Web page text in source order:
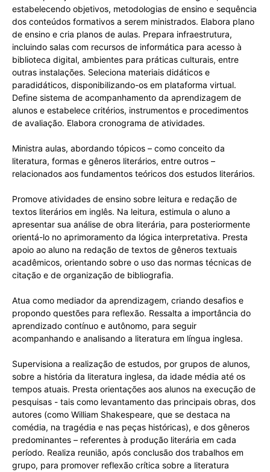
estabelecendo objetivos, metodologias de ensino e sequência
dos conteúdos formativos a serem ministrados. Elabora plano
de ensino e cria planos de aulas. Prepara infraestrutura,
incluindo salas com recursos de informática para acesso à
biblioteca digital, ambientes para práticas culturais, entre
outras instalações. Seleciona materiais didáticos e
paradidáticos, disponibilizando-os em plataforma virtual.
Define sistema de acompanhamento da aprendizagem de
alunos e estabelece critérios, instrumentos e procedimentos
de avaliação. Elabora cronograma de atividades.
Ministra aulas, abordando tópicos – como conceito da
literatura, formas e gêneros literários, entre outros –
relacionados aos fundamentos teóricos dos estudos literários.
Promove atividades de ensino sobre leitura e redação de
textos literários em inglês. Na leitura, estimula o aluno a
apresentar sua análise de obra literária, para posteriormente
orientá-lo no aprimoramento da lógica interpretativa. Presta
apoio ao aluno na redação de textos de gêneros textuais
acadêmicos, orientando sobre o uso das normas técnicas de
citação e de organização de bibliografia.
Atua como mediador da aprendizagem, criando desafios e
propondo questões para reflexão. Ressalta a importância do
aprendizado contínuo e autônomo, para seguir
acompanhando e analisando a literatura em língua inglesa.
Supervisiona a realização de estudos, por grupos de alunos,
sobre a história da literatura inglesa, da idade média até os
tempos atuais. Presta orientações aos alunos na execução de
pesquisas - tais como levantamento das principais obras, dos
autores (como William Shakespeare, que se destaca na
comédia, na tragédia e nas peças históricas), e dos gêneros
predominantes – referentes à produção literária em cada
período. Realiza reunião, após conclusão dos trabalhos em
grupo, para promover reflexão crítica sobre a literatura